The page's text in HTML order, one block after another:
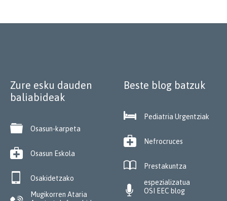
Zure esku dauden
baliabideak
 Osasun-karpeta
 Osasun Eskola

Osakidetzako
Mugikorren Ataria
Beste blog batzuk
 Pediatria Urgentziak
 Nefrocruces

Prestakuntza
espezializatua
 OSI EEC blog